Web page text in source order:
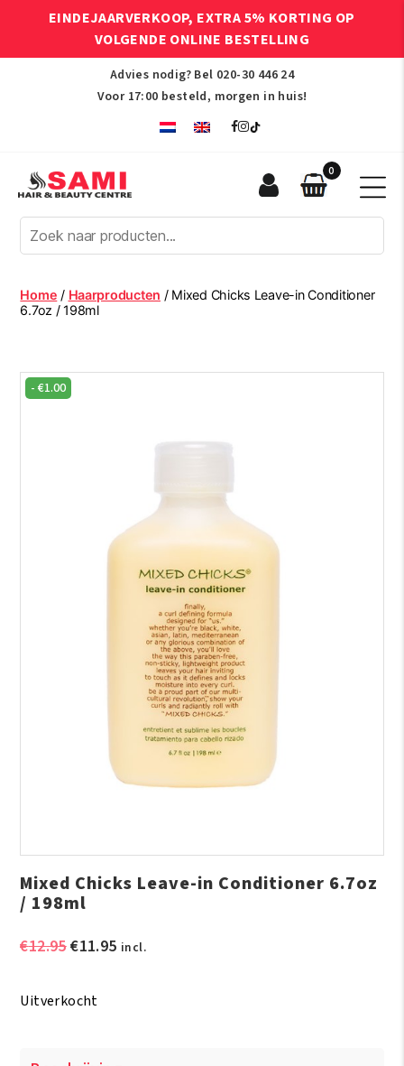
EINDEJAARVERKOOP, EXTRA 5% KORTING OP
VOLGENDE ONLINE BESTELLING
Advies nodig? Bel 020-30 446 24
Voor 17:00 besteld, morgen in huis!
Afro
Hair
Beauty
Centre
0
Home / Haarproducten / Mixed Chicks Leave-in Conditioner
6.7oz / 198ml
-€1.00
Mixed Chicks Leave-in Conditioner 6.7oz
/ 198ml
€12.95Oorspronkelijke
€12.95.
€11.95Huidige
incl.
Uitverkocht